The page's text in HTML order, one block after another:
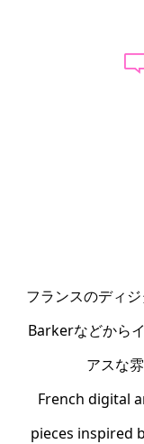
フランスのディ
Barkerなどから
アスな
French digital
pieces inspired